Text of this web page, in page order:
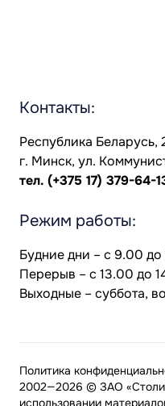
Контакты:
Республика Беларусь,
г. Минск, ул.
тел. (+375 17) 379-64-
Режим работы:
Будние дни – с 9.00 до
Перерыв – с 13.00 до
Выходные – суббота,
2002—2026 © ЗАО
использовании
Политика